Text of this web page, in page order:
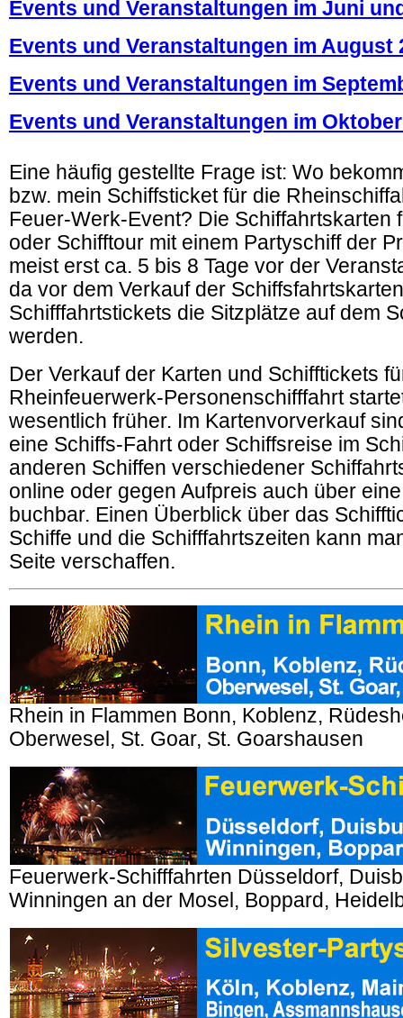
Events und Veranstaltungen im Juni
Events und Veranstaltungen im August
Events und Veranstaltungen im
Events und Veranstaltungen im
Eine häufig gestellte Frage ist: Wo
bzw. mein Schiffsticket für die
Feuer-Werk-Event? Die Schiffahrtskarten
oder Schifftour mit einem Partyschiff der
meist erst ca. 5 bis 8 Tage vor der
da vor dem Verkauf der
Schifffahrtstickets die Sitzplätze auf dem
werden.
Der Verkauf der Karten und Schifftickets
Rheinfeuerwerk-Personenschifffahrt
wesentlich früher. Im Kartenvorverkauf
eine Schiffs-Fahrt oder Schiffsreise im
anderen Schiffen verschiedener
online oder gegen Aufpreis auch über
buchbar. Einen Überblick über das
Schiffe und die Schifffahrtszeiten kann
Seite verschaffen.
Rhein in Flammen Bonn, Koblenz,
Oberwesel, St. Goar, St. Goarshausen
Feuerwerk-Schifffahrten Düsseldorf,
Winningen an der Mosel, Boppard,